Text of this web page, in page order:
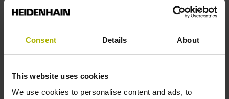
Consent Details About
This website uses cookies
We use cookies to personalise content and ads, to
Referenzmarkenlage
Abstandscodierte Referenzmarken mit Grundabstand 1000
x Teilungsperiode
Weitere Referenzmarken